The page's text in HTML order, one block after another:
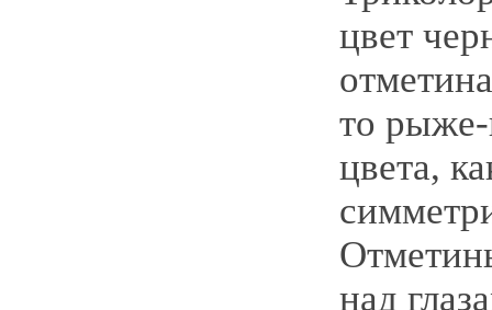
цвет
то рыже-
цвета,
над